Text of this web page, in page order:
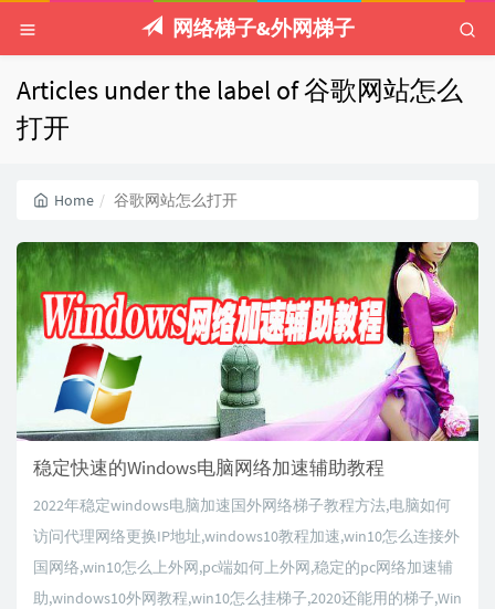
网络梯子&外网梯子
Articles under the label of 谷歌网站怎么
打开
Home 谷歌网站怎么打开
稳定快速的Windows电脑网络加速辅助教程
2022年稳定windows电脑加速国外网络梯子教程方法,电脑如何
访问代理网络更换IP地址,windows10教程加速,win10怎么连接外
国网络,win10怎么上外网,pc端如何上外网,稳定的pc网络加速辅
助,windows10外网教程,win10怎么挂梯子,2020还能用的梯子,Win